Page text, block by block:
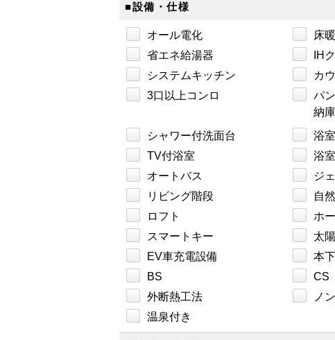
■設備・仕様
オール電化 床
省エネ給湯器
IH
システムキッチン
カ
3口以上コンロ
パ
納
シャワー付洗面台
浴
TV付浴室
浴
オートバス
ジ
リビング階段
自
ロフト
ホ
スマートキー
太
EV車充電設備
本
BS
CS
外断熱工法
ノ
温泉付き